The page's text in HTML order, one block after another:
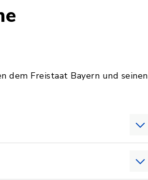
dem Freistaat Bayern und seinen